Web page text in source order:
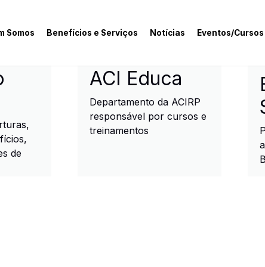
Somos Benefícios e Serviços Notícias Eventos/Cursos
Comercial e
de
ACI Educa
Departamento da ACIRP
responsável por cursos e
treinamentos